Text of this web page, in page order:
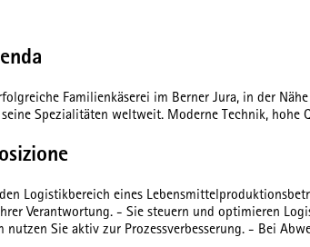
Familienkäserei im Berner Jura, in der
Spezialitäten weltweit. Moderne Technik,
Logistikbereich eines
Verantwortung. - Sie steuern und optimieren
nutzen Sie aktiv zur Prozessverbesserung. - Bei